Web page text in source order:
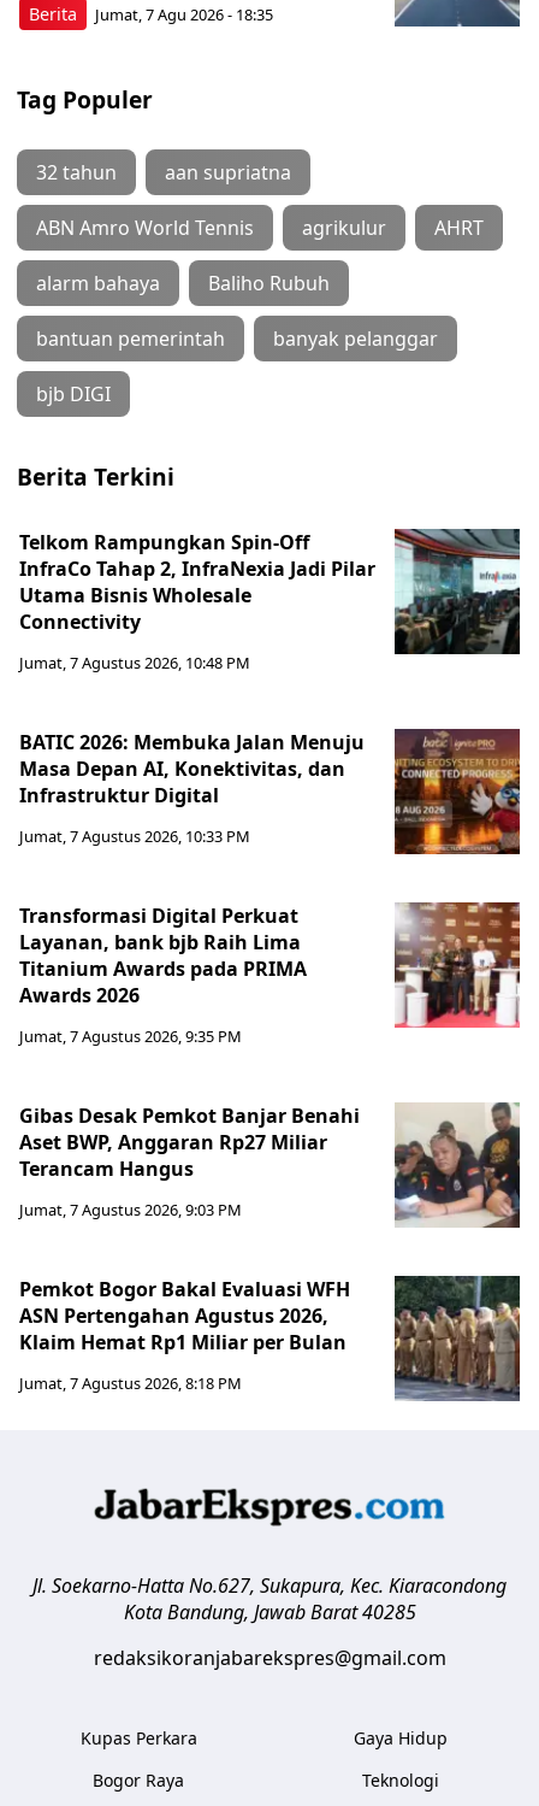
Berita Jumat, 7 Agu 2026 - 18:35
Tag Populer
32 tahun aan supriatna
ABN Amro World Tennis agrikulur AHRT
alarm bahaya Baliho Rubuh
bantuan pemerintah banyak pelanggar
bjb DIGI
Berita Terkini
Telkom Rampungkan Spin-Off
InfraCo Tahap 2, InfraNexia Jadi Pilar
Utama Bisnis Wholesale
Connectivity
Jumat, 7 Agustus 2026, 10:48 PM
BATIC 2026: Membuka Jalan Menuju
Masa Depan AI, Konektivitas, dan
Infrastruktur Digital
Jumat, 7 Agustus 2026, 10:33 PM
Transformasi Digital Perkuat
Layanan, bank bjb Raih Lima
Titanium Awards pada PRIMA
Awards 2026
Jumat, 7 Agustus 2026, 9:35 PM
Gibas Desak Pemkot Banjar Benahi
Aset BWP, Anggaran Rp27 Miliar
Terancam Hangus
Jumat, 7 Agustus 2026, 9:03 PM
Pemkot Bogor Bakal Evaluasi WFH
ASN Pertengahan Agustus 2026,
Klaim Hemat Rp1 Miliar per Bulan
Jumat, 7 Agustus 2026, 8:18 PM
Jl. Soekarno-Hatta No.627, Sukapura, Kec. Kiaracondong
Kota Bandung, Jawab Barat 40285
redaksikoranjabarekspres@gmail.com
Kupas Perkara
Bogor Raya
Gaya Hidup
Teknologi